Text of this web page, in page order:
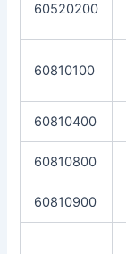
60520200
60810100
60810400
60810800
60810900